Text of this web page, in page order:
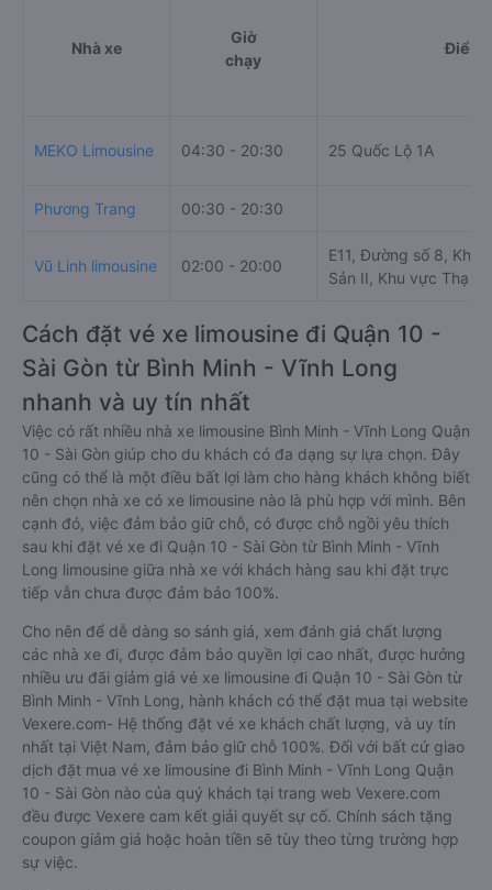
Nhà xe
Giờ
chạy
Điểm
MEKO Limousine 04:30 - 20:30 25 Quốc Lộ 1A
Phương Trang 00:30 - 20:30
Vũ Linh limousine 02:00 - 20:00
E11, Đường số 8, Khu
Sản II, Khu vực Thạnh
Cách đặt vé xe limousine đi Quận 10 -
Sài Gòn từ Bình Minh - Vĩnh Long
nhanh và uy tín nhất
Việc có rất nhiều nhà xe limousine Bình Minh - Vĩnh Long Quận
10 - Sài Gòn giúp cho du khách có đa dạng sự lựa chọn. Đây
cũng có thể là một điều bất lợi làm cho hàng khách không biết
nên chọn nhà xe có xe limousine nào là phù hợp với mình. Bên
cạnh đó, việc đảm bảo giữ chỗ, có được chỗ ngồi yêu thích
sau khi đặt vé xe đi Quận 10 - Sài Gòn từ Bình Minh - Vĩnh
Long limousine giữa nhà xe với khách hàng sau khi đặt trực
tiếp vẫn chưa được đảm bảo 100%.
Cho nên để dễ dàng so sánh giá, xem đánh giá chất lượng
các nhà xe đi, được đảm bảo quyền lợi cao nhất, được hưởng
nhiều ưu đãi giảm giá vé xe limousine đi Quận 10 - Sài Gòn từ
Bình Minh - Vĩnh Long, hành khách có thể đặt mua tại website
Vexere.com- Hệ thống đặt vé xe khách chất lượng, và uy tín
nhất tại Việt Nam, đảm bảo giữ chỗ 100%. Đối với bất cứ giao
dịch đặt mua vé xe limousine đi Bình Minh - Vĩnh Long Quận
10 - Sài Gòn nào của quý khách tại trang web Vexere.com
đều được Vexere cam kết giải quyết sự cố. Chính sách tặng
coupon giảm giá hoặc hoàn tiền sẽ tùy theo từng trường hợp
sự việc.